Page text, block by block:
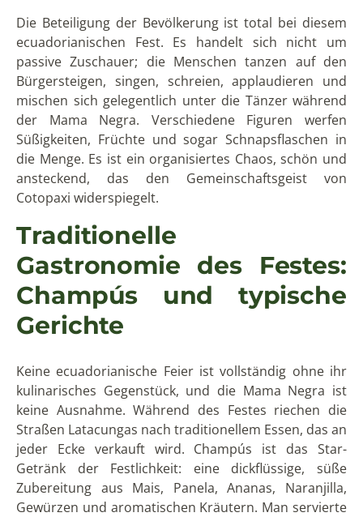
Die Beteiligung der Bevölkerung ist total bei diesem
ecuadorianischen Fest. Es handelt sich nicht um
passive Zuschauer; die Menschen tanzen auf den
Bürgersteigen, singen, schreien, applaudieren und
mischen sich gelegentlich unter die Tänzer während
der Mama Negra. Verschiedene Figuren werfen
Süßigkeiten, Früchte und sogar Schnapsflaschen in
die Menge. Es ist ein organisiertes Chaos, schön und
ansteckend, das den Gemeinschaftsgeist von
Cotopaxi widerspiegelt.
Traditionelle
Gastronomie des Festes:
Champús und typische
Gerichte
Keine ecuadorianische Feier ist vollständig ohne ihr
kulinarisches Gegenstück, und die Mama Negra ist
keine Ausnahme. Während des Festes riechen die
Straßen Latacungas nach traditionellem Essen, das an
jeder Ecke verkauft wird. Champús ist das Star-
Getränk der Festlichkeit: eine dickflüssige, süße
Zubereitung aus Mais, Panela, Ananas, Naranjilla,
Gewürzen und aromatischen Kräutern. Man servierte